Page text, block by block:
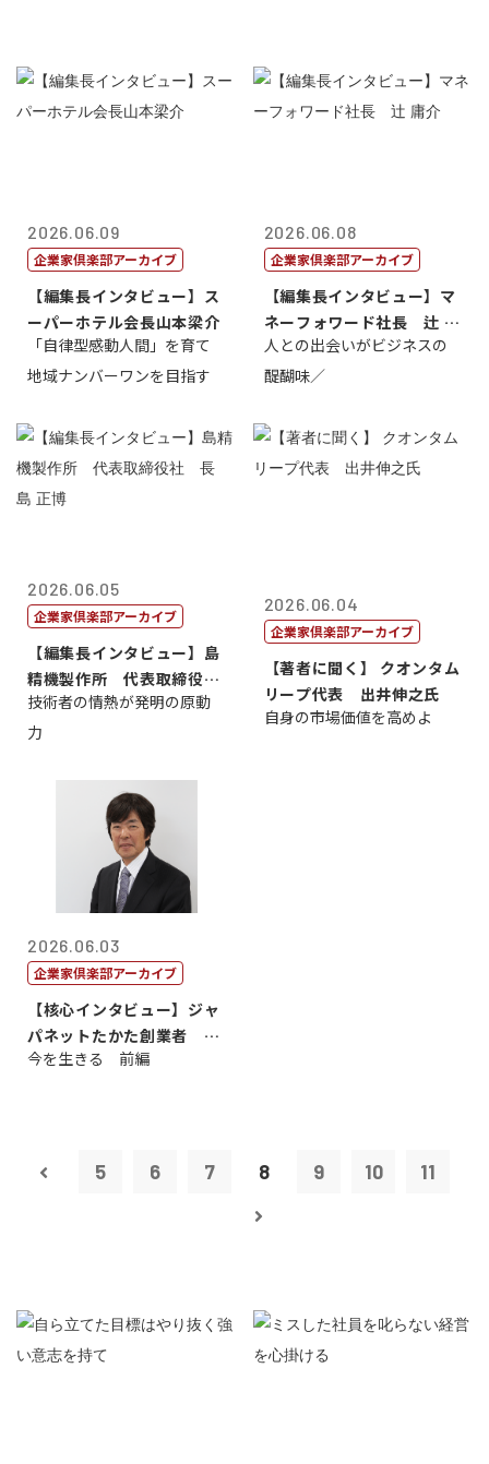
2026.06.09
企業家倶楽部アーカイブ
【編集長インタビュー】ス
ーパーホテル会長山本梁介
「自律型感動人間」を育て
地域ナンバーワンを目指す
2026.06.08
企業家倶楽部アーカイブ
【編集長インタビュー】マ
ネーフォワード社長 辻 庸
介
人との出会いがビジネスの
醍醐味／
2026.06.05
企業家倶楽部アーカイブ
【編集長インタビュー】島
精機製作所 代表取締役
社 長 島 正...
技術者の情熱が発明の原動
力
2026.06.04
企業家倶楽部アーカイブ
【著者に聞く】 クオンタム
リープ代表 出井伸之氏
自身の市場価値を高めよ
2026.06.03
企業家倶楽部アーカイブ
【核心インタビュー】ジャ
パネットたかた創業者 髙
田 明氏
今を生きる 前編
5 6 7 8 9 10 11